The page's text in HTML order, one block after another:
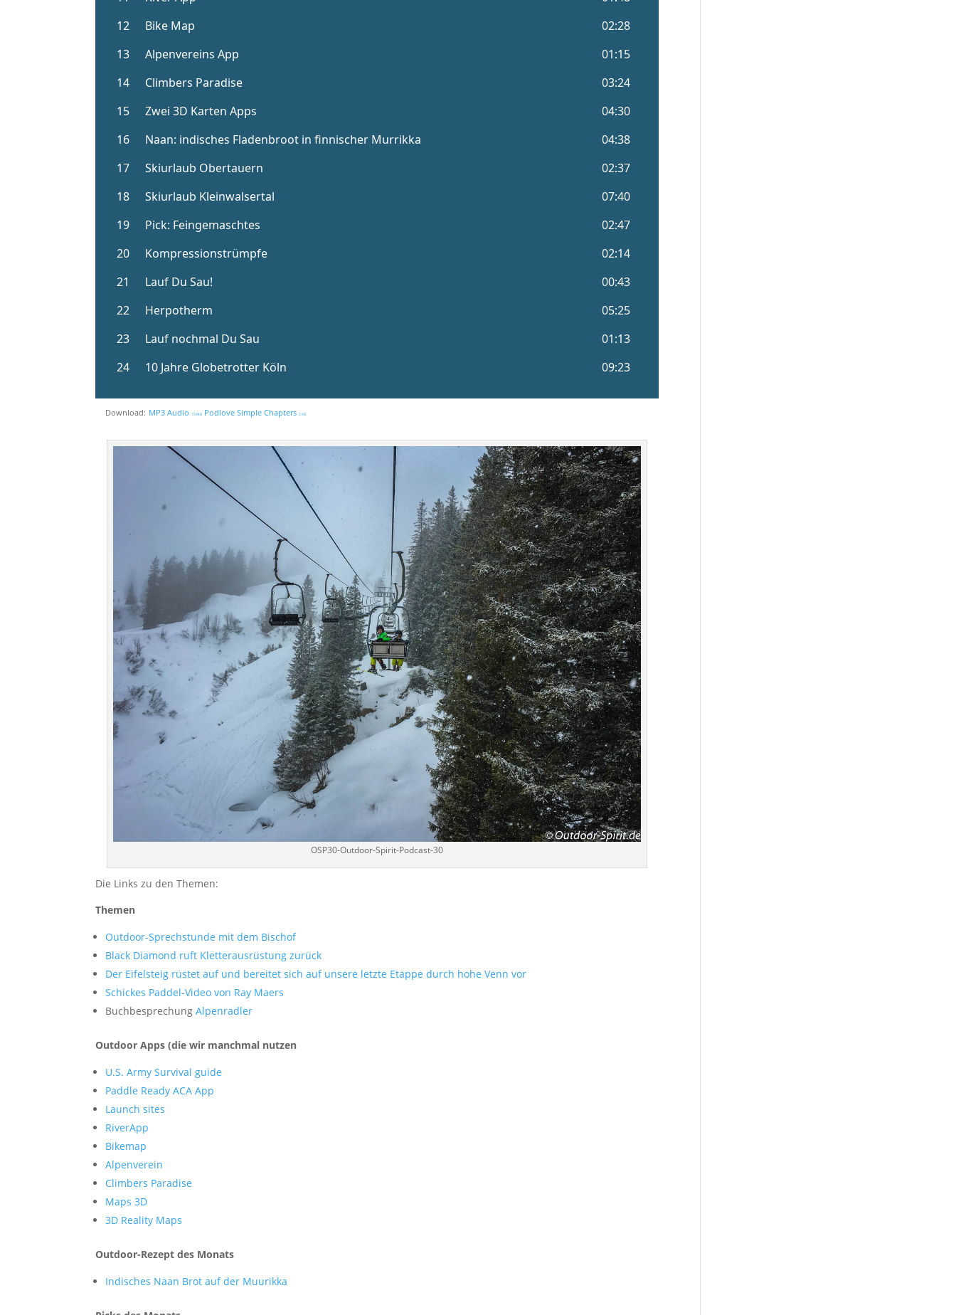
Download: MP3 Audio 70 MB Podlove Simple Chapters 2 KB
OSP30-Outdoor-Spirit-Podcast-30
Die Links zu den Themen:
Themen
Outdoor-Sprechstunde mit dem Bischof
Black Diamond ruft Kletterausrüstung zurück
Der Eifelsteig rüstet auf und bereitet sich auf unsere letzte Etappe durch hohe Venn vor
Schickes Paddel-Video von Ray Maers
BuchbesprechungAlpenradler
Outdoor Apps (die wir manchmal nutzen
U.S. Army Survival guide
Paddle Ready ACA App
Launch sites
RiverApp
Bikemap
Alpenverein
Climbers Paradise
Maps 3D
3D Reality Maps
Outdoor-Rezept des Monats
Indisches Naan Brot auf der Muurikka